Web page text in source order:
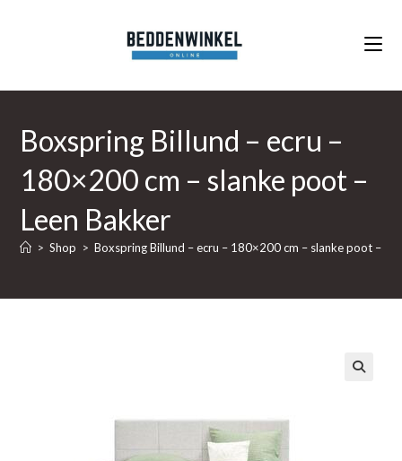
Boxspring Billund – ecru –
180×200 cm – slanke poot –
Leen Bakker
> Shop > Boxspring Billund – ecru – 180×200 cm – slanke poot –